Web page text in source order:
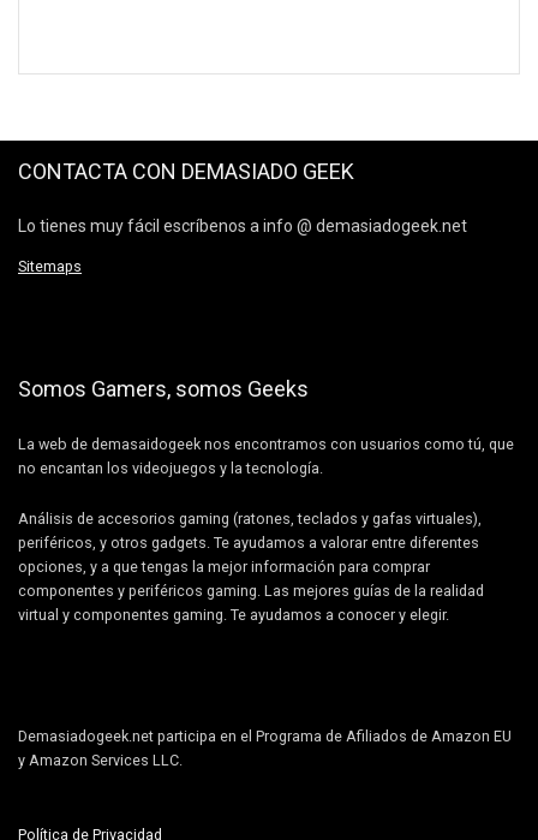
CONTACTA CON DEMASIADO GEEK
Lo tienes muy fácil escríbenos a info @ demasiadogeek.net
Sitemaps
Somos Gamers, somos Geeks
La web de demasaidogeek nos encontramos con usuarios como tú, que
no encantan los videojuegos y la tecnología.
Análisis de accesorios gaming (ratones, teclados y gafas virtuales),
periféricos, y otros gadgets. Te ayudamos a valorar entre diferentes
opciones, y a que tengas la mejor información para comprar
componentes y periféricos gaming. Las mejores guías de la realidad
virtual y componentes gaming. Te ayudamos a conocer y elegir.
Demasiadogeek.net participa en el Programa de Afiliados de Amazon EU
y Amazon Services LLC.
Política de Privacidad